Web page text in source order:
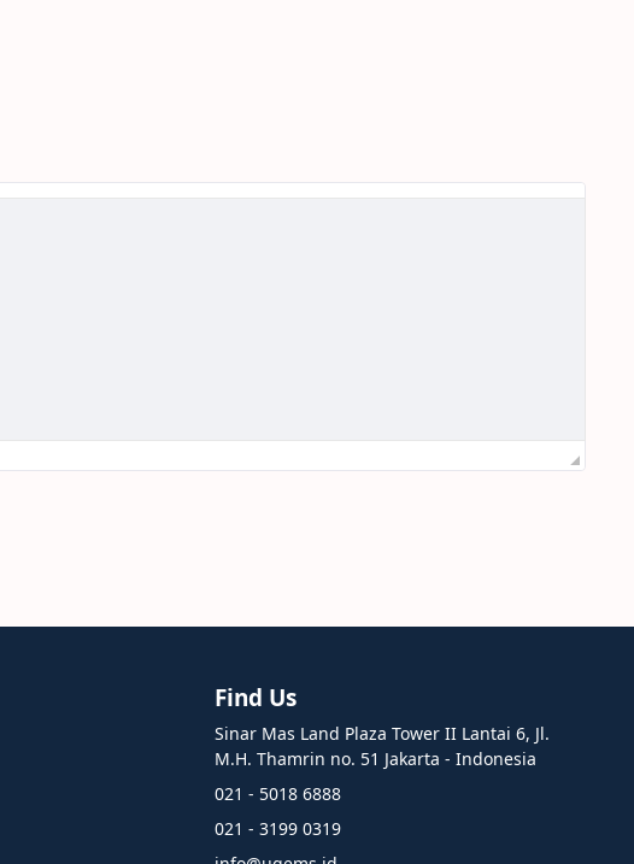
Find Us
Sinar Mas Land Plaza Tower II Lantai 6, Jl.
M.H. Thamrin no. 51 Jakarta - Indonesia
021 - 5018 6888
021 - 3199 0319